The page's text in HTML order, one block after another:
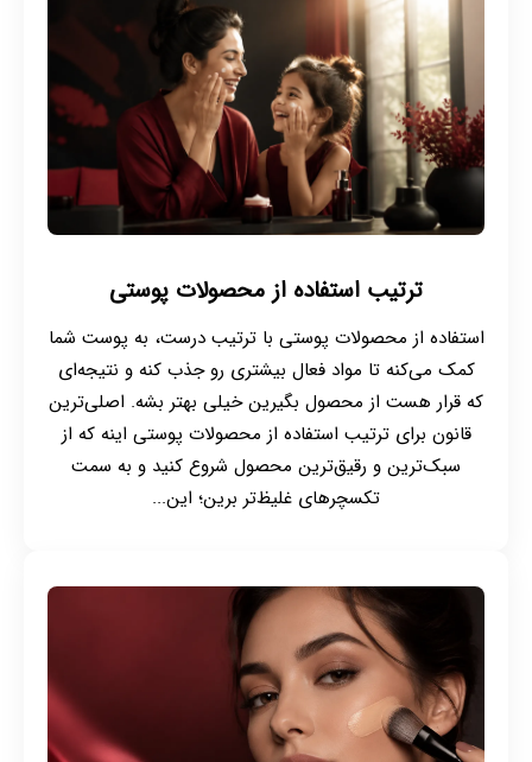
ترتیب استفاده از محصولات پوستی
استفاده از محصولات پوستی با ترتیب درست، به پوست شما
کمک می‌کنه تا مواد فعال بیشتری رو جذب کنه و نتیجه‌ای
که قرار هست از محصول بگیرین خیلی بهتر بشه. اصلی‌ترین
قانون برای ترتیب استفاده از محصولات پوستی اینه که از
سبک‌ترین و رقیق‌ترین محصول شروع کنید و به سمت
تکسچرهای غلیظ‌تر برین؛ این...